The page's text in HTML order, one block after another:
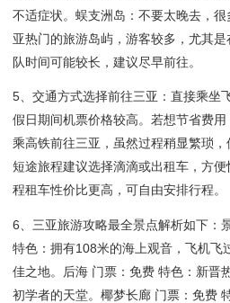
不适症状。蜈支洲岛：不要太晚去，
亚热门的旅游岛屿，游客较多，尤其
队时间可能较长，建议尽早前往。
5、交通方式选择前往三亚：直接乘坐
假日期间机票价格较高。若想节省费
乘高铁前往三亚，虽然过程稍显繁琐，
短途旅程建议选择滴滴或出租车，方
程租车性价比更高，可自由安排行程。
6、三亚旅游攻略最全景点解析如下：
特色：拥有108米的海上观音，飞机飞
佳之地。后海 门票：免费 特色：新晋
初学者的天堂。椰梦长廊 门票：免费